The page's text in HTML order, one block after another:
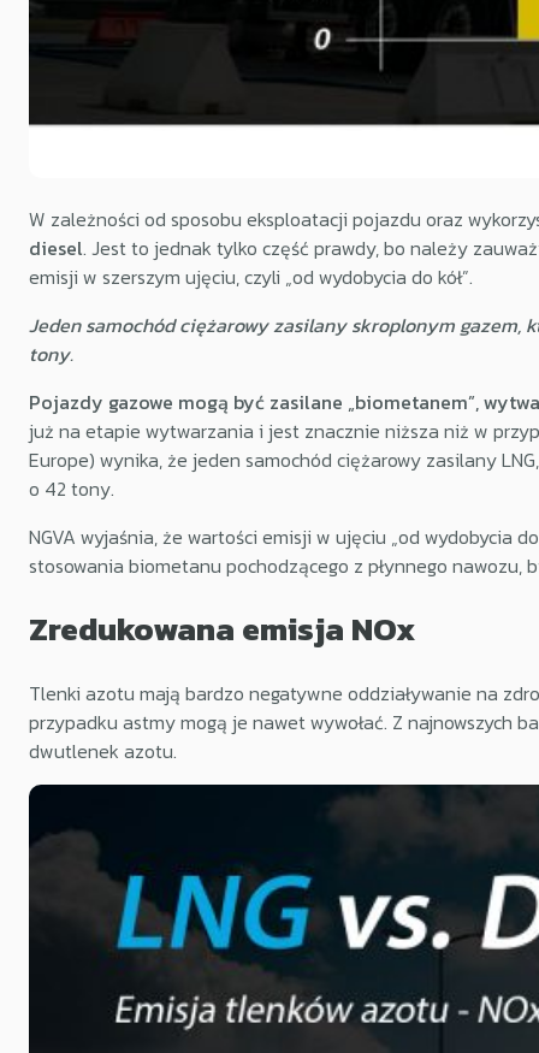
W zależności od sposobu eksploatacji pojazdu oraz
diesel. Jest to jednak tylko część prawdy, bo należy
emisji w szerszym ujęciu, czyli „od wydobycia do kół”.
Jeden samochód ciężarowy zasilany skroplonym
tony.
Pojazdy gazowe mogą być zasilane „biometanem”,
już na etapie wytwarzania i jest znacznie niższa niż w
Europe) wynika, że jeden samochód ciężarowy zasilany
o 42 tony.
NGVA wyjaśnia, że wartości emisji w ujęciu „od wydobycia
stosowania biometanu pochodzącego z płynnego nawozu,
Zredukowana emisja NOx
Tlenki azotu mają bardzo negatywne oddziaływanie na
przypadku astmy mogą je nawet wywołać. Z najnowszych
dwutlenek azotu.